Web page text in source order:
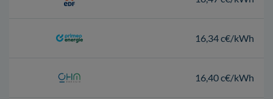
16,34 c€/kWh
16,40 c€/kWh